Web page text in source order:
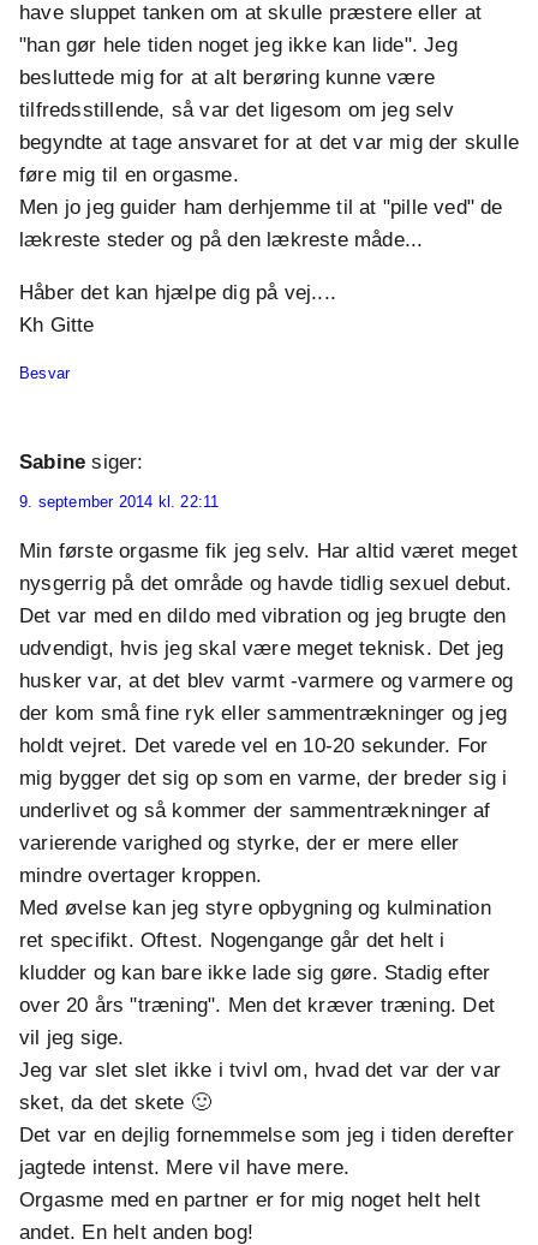
have sluppet tanken om at skulle præstere eller at
"han gør hele tiden noget jeg ikke kan lide". Jeg
besluttede mig for at alt berøring kunne være
tilfredsstillende, så var det ligesom om jeg selv
begyndte at tage ansvaret for at det var mig der skulle
føre mig til en orgasme.
Men jo jeg guider ham derhjemme til at "pille ved" de
lækreste steder og på den lækreste måde...
Håber det kan hjælpe dig på vej....
Kh Gitte
Besvar
Sabine siger:
9. september 2014 kl. 22:11
Min første orgasme fik jeg selv. Har altid været meget
nysgerrig på det område og havde tidlig sexuel debut.
Det var med en dildo med vibration og jeg brugte den
udvendigt, hvis jeg skal være meget teknisk. Det jeg
husker var, at det blev varmt -varmere og varmere og
der kom små fine ryk eller sammentrækninger og jeg
holdt vejret. Det varede vel en 10-20 sekunder. For
mig bygger det sig op som en varme, der breder sig i
underlivet og så kommer der sammentrækninger af
varierende varighed og styrke, der er mere eller
mindre overtager kroppen.
Med øvelse kan jeg styre opbygning og kulmination
ret specifikt. Oftest. Nogengange går det helt i
kludder og kan bare ikke lade sig gøre. Stadig efter
over 20 års "træning". Men det kræver træning. Det
vil jeg sige.
Jeg var slet slet ikke i tvivl om, hvad det var der var
sket, da det skete 🙂
Det var en dejlig fornemmelse som jeg i tiden derefter
jagtede intenst. Mere vil have mere.
Orgasme med en partner er for mig noget helt helt
andet. En helt anden bog!